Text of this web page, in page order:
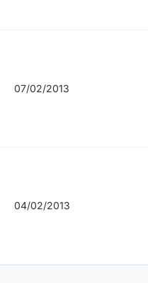
07/02/2013
04/02/2013